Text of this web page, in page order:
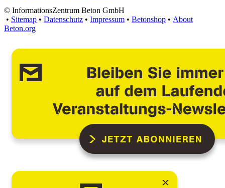
© InformationsZentrum Beton GmbH
• Sitemap • Datenschutz • Impressum • Betonshop • About
Beton.org